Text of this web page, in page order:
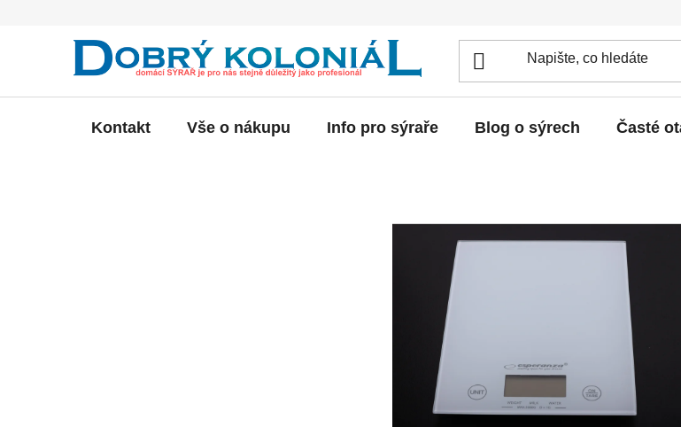
Kontakt Vše o nákupu Info pro sýraře Blog o sýrech Časté